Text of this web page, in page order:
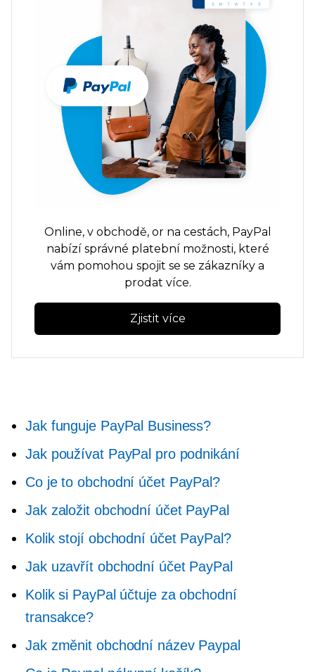
Online, v obchodě,or na cestách,PayPal
nabízí správné platební možnosti, které
vám pomohou spojit se se zákazníky a
prodat více.
Zjistit více
Jak funguje PayPal Business?
Jak používat PayPal pro podnikání
Co je to obchodní účet PayPal?
Jak založit obchodní účet PayPal
Kolik stojí obchodní účet PayPal?
Jak uzavřít obchodní účet PayPal
Kolik si PayPal účtuje za obchodní
transakce?
Jak změnit obchodní název Paypal